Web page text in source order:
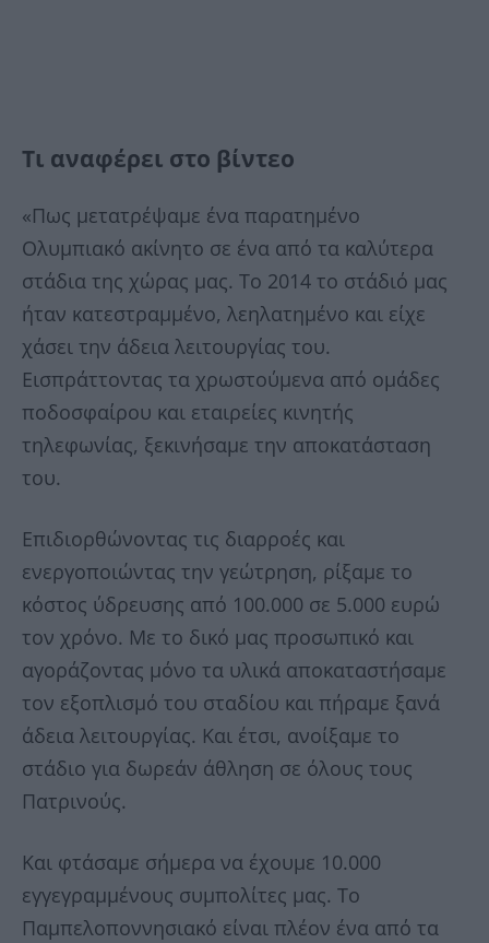
Τι αναφέρει στο βίντεο
«Πως μετατρέψαμε ένα παρατημένο
Ολυμπιακό ακίνητο σε ένα από τα καλύτερα
στάδια της χώρας μας. Το 2014 το στάδιό μας
ήταν κατεστραμμένο, λεηλατημένο και είχε
χάσει την άδεια λειτουργίας του.
Εισπράττοντας τα χρωστούμενα από ομάδες
ποδοσφαίρου και εταιρείες κινητής
τηλεφωνίας, ξεκινήσαμε την αποκατάσταση
του.
Επιδιορθώνοντας τις διαρροές και
ενεργοποιώντας την γεώτρηση, ρίξαμε το
κόστος ύδρευσης από 100.000 σε 5.000 ευρώ
τον χρόνο. Με το δικό μας προσωπικό και
αγοράζοντας μόνο τα υλικά αποκαταστήσαμε
τον εξοπλισμό του σταδίου και πήραμε ξανά
άδεια λειτουργίας. Και έτσι, ανοίξαμε το
στάδιο για δωρεάν άθληση σε όλους τους
Πατρινούς.
Και φτάσαμε σήμερα να έχουμε 10.000
εγγεγραμμένους συμπολίτες μας. Το
Παμπελοποννησιακό είναι πλέον ένα από τα